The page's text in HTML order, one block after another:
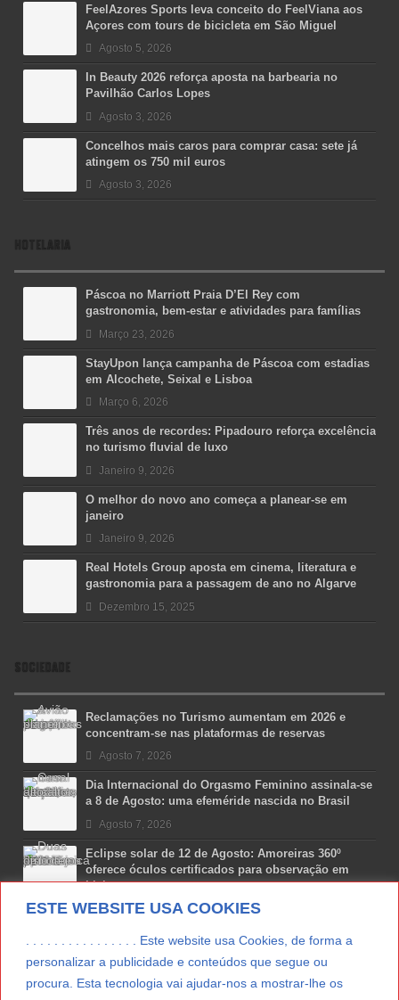
ESTE WEBSITE USA COOKIES
. . . . . . . . . . . . . . . . Este website usa Cookies, de forma a
personalizar a publicidade e conteúdos que segue ou
procura. Esta tecnologia vai ajudar-nos a mostrar-lhe os
FeelAzores Sports leva conceito do FeelViana aos
Açores com tours de bicicleta em São Miguel
Agosto 5, 2026
In Beauty 2026 reforça aposta na barbearia no
Pavilhão Carlos Lopes
Agosto 3, 2026
Concelhos mais caros para comprar casa: sete já
atingem os 750 mil euros
Agosto 3, 2026
HOTELARIA
Páscoa no Marriott Praia D’El Rey com
gastronomia, bem-estar e atividades para famílias
Março 23, 2026
StayUpon lança campanha de Páscoa com estadias
em Alcochete, Seixal e Lisboa
Março 6, 2026
Três anos de recordes: Pipadouro reforça excelência
no turismo fluvial de luxo
Janeiro 9, 2026
O melhor do novo ano começa a planear-se em
janeiro
Janeiro 9, 2026
Real Hotels Group aposta em cinema, literatura e
gastronomia para a passagem de ano no Algarve
Dezembro 15, 2025
SOCIEDADE
Reclamações no Turismo aumentam em 2026 e
concentram-se nas plataformas de reservas
Agosto 7, 2026
Dia Internacional do Orgasmo Feminino assinala-se
a 8 de Agosto: uma efeméride nascida no Brasil
Agosto 7, 2026
Eclipse solar de 12 de Agosto: Amoreiras 360º
oferece óculos certificados para observação em
Lisboa
Agosto 7, 2026
Lua Afonso vence prémio internacional de liderança
Agosto 7, 2026